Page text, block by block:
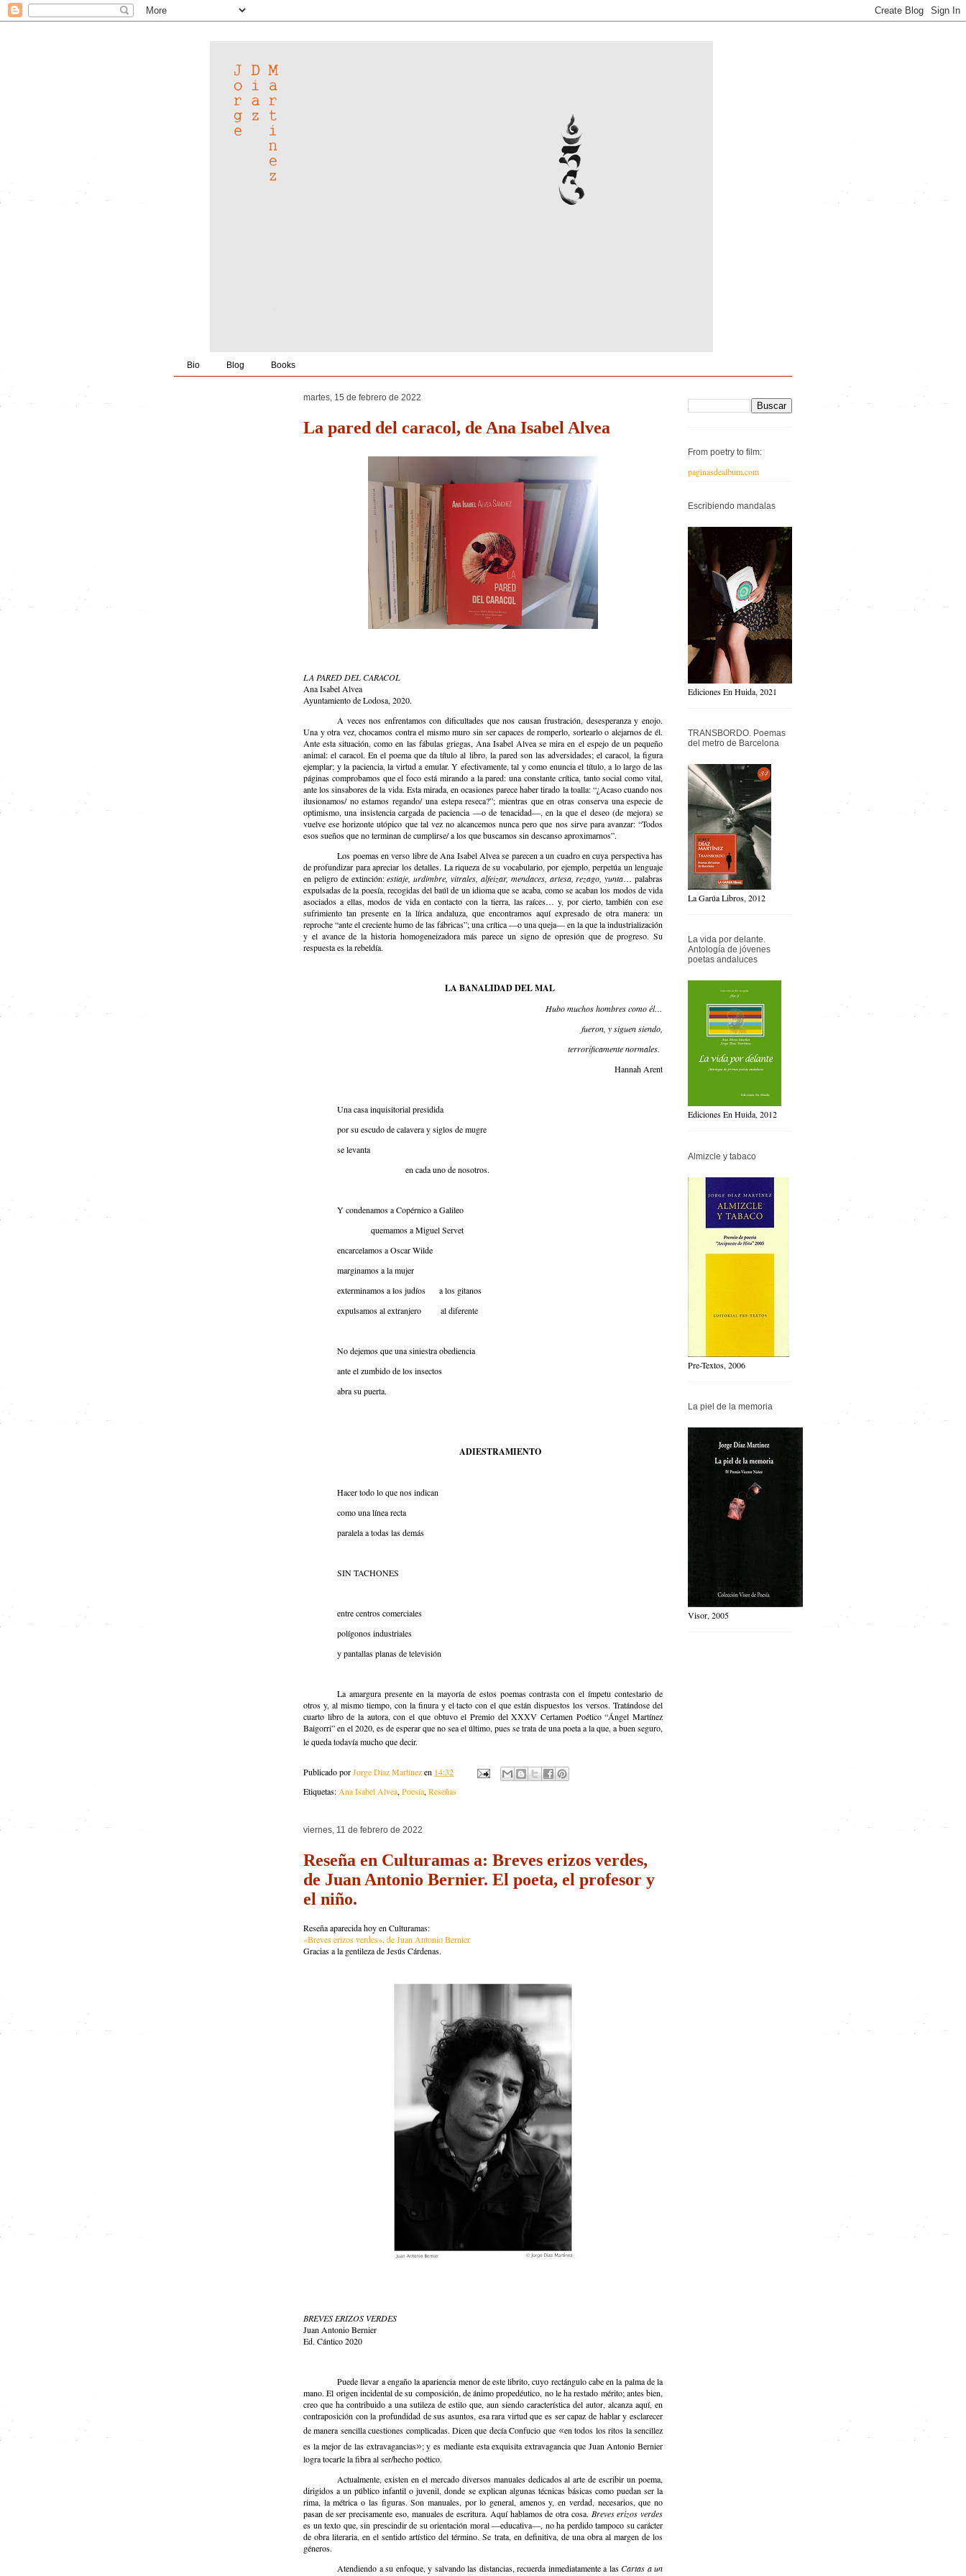
Bio Blog Books
martes, 15 de febrero de 2022
La pared del caracol, de Ana Isabel Alvea
LA PARED DEL CARACOL
Ana Isabel Alvea
Ayuntamiento de Lodosa, 2020.
A veces nos enfrentamos con dificultades que nos causan frustración, desesperanza y enojo.
Una y otra vez, chocamos contra el mismo muro sin ser capaces de romperlo, sortearlo o alejarnos de él.
Ante esta situación, como en las fábulas griegas, Ana Isabel Alvea se mira en el espejo de un pequeño
animal: el caracol. En el poema que da título al libro, la pared son las adversidades; el caracol, la figura
ejemplar; y la paciencia, la virtud a emular. Y efectivamente, tal y como enuncia el título, a lo largo de las
páginas comprobamos que el foco está mirando a la pared: una constante crítica, tanto social como vital,
ante los sinsabores de la vida. Esta mirada, en ocasiones parece haber tirado la toalla: “¿Acaso cuando nos
ilusionamos/ no estamos regando/ una estepa reseca?”; mientras que en otras conserva una especie de
optimismo, una insistencia cargada de paciencia ―o de tenacidad―, en la que el deseo (de mejora) se
vuelve ese horizonte utópico que tal vez no alcancemos nunca pero que nos sirve para avanzar: “Todos
esos sueños que no terminan de cumplirse/ a los que buscamos sin descanso aproximarnos”.
Los poemas en verso libre de Ana Isabel Alvea se parecen a un cuadro en cuya perspectiva has
de profundizar para apreciar los detalles. La riqueza de su vocabulario, por ejemplo, perpetúa un lenguaje
en peligro de extinción:estiaje, urdimbre, vitrales, alfeizar, mendaces, artesa, rezago, yunta… palabras
expulsadas de la poesía, recogidas del baúl de un idioma que se acaba, como se acaban los modos de vida
asociados a ellas, modos de vida en contacto con la tierra, las raíces… y, por cierto, también con ese
sufrimiento tan presente en la lírica andaluza, que encontramos aquí expresado de otra manera: un
reproche “ante el creciente humo de las fábricas”; una crítica ―o una queja― en la que la industrialización
y el avance de la historia homogeneizadora más parece un signo de opresión que de progreso. Su
respuesta es la rebeldía.
LA BANALIDAD DEL MAL
Hubo muchos hombres como él…
fueron, y siguen siendo,
terroríficamente normales.
Hannah Arent
Una casa inquisitorial presidida
por su escudo de calavera y siglos de mugre
se levanta
en cada uno de nosotros.
Y condenamos a Copérnico a Galileo
quemamos a Miguel Servet
encarcelamos a Oscar Wilde
marginamos a la mujer
exterminamos a los judíos a los gitanos
expulsamos al extranjero al diferente
No dejemos que una siniestra obediencia
ante el zumbido de los insectos
abra su puerta.
ADIESTRAMIENTO
Hacer todo lo que nos indican
como una línea recta
paralela a todas las demás
SIN TACHONES
entre centros comerciales
polígonos industriales
y pantallas planas de televisión
La amargura presente en la mayoría de estos poemas contrasta con el ímpetu contestario de
otros y, al mismo tiempo, con la finura y el tacto con el que están dispuestos los versos. Tratándose del
cuarto libro de la autora, con el que obtuvo el Premio del XXXV Certamen Poético “Ángel Martínez
Baigorri” en el 2020, es de esperar que no sea el último, pues se trata de una poeta a la que, a buen seguro,
le queda todavía mucho que decir.
Publicado porJorge Díaz Martínezen 14:32
Etiquetas: Ana Isabel Alvea, Poesía, Reseñas
viernes, 11 de febrero de 2022
Reseña en Culturamas a: Breves erizos verdes,
de Juan Antonio Bernier. El poeta, el profesor y
el niño.
Reseña aparecida hoy en Culturamas:
«Breves erizos verdes», de Juan Antonio Bernier
Gracias a la gentileza de Jesús Cárdenas.
BREVES ERIZOS VERDES
Juan Antonio Bernier
Ed. Cántico 2020
Puede llevar a engaño la apariencia menor de este librito, cuyo rectángulo cabe en la palma de la
mano. El origen incidental de su composición, de ánimo propedéutico, no le ha restado mérito; antes bien,
creo que ha contribuido a una sutileza de estilo que, aun siendo característica del autor, alcanza aquí, en
contraposición con la profundidad de sus asuntos, esa rara virtud que es ser capaz de hablar y esclarecer
de manera sencilla cuestiones complicadas. Dicen que decía Confucio que «en todos los ritos la sencillez
es la mejor de las extravagancias»; y es mediante esta exquisita extravagancia que Juan Antonio Bernier
logra tocarle la fibra al ser/hecho poético.
Actualmente, existen en el mercado diversos manuales dedicados al arte de escribir un poema,
dirigidos a un público infantil o juvenil, donde se explican algunas técnicas básicas como puedan ser la
rima, la métrica o las figuras. Son manuales, por lo general, amenos y, en verdad, necesarios, que no
pasan de ser precisamente eso, manuales de escritura. Aquí hablamos de otra cosa. Breves erizos verdes
es un texto que, sin prescindir de su orientación moral ―educativa―, no ha perdido tampoco su carácter
de obra literaria, en el sentido artístico del término. Se trata, en definitiva, de una obra al margen de los
géneros.
Atendiendo a su enfoque, y salvando las distancias, recuerda inmediatamente a lasCartas a un
From poetry to film:
paginasdealbum.com
Escribiendo mandalas
Ediciones En Huida, 2021
TRANSBORDO. Poemas
del metro de Barcelona
La Garúa Libros, 2012
La vida por delante.
Antología de jóvenes
poetas andaluces
Ediciones En Huida, 2012
Almizcle y tabaco
Pre-Textos, 2006
La piel de la memoria
Visor, 2005